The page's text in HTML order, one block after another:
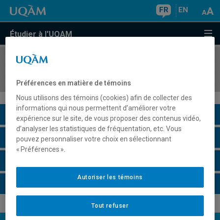
FR EN
Étudier à l'UQAM
COURS//
Description du cours
Horaire - Été 2026
Préférences en matière de témoins
Nous utilisons des témoins (cookies) afin de collecter des
informations qui nous permettent d’améliorer votre
expérience sur le site, de vous proposer des contenus vidéo,
d’analyser les statistiques de fréquentation, etc. Vous
pouvez personnaliser votre choix en sélectionnant
« Préférences ».
Tout refuser
Autoriser les témoins